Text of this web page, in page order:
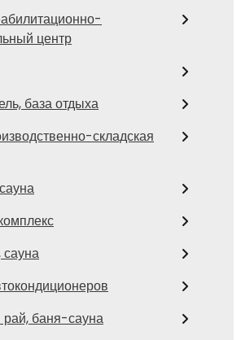
центр
база отдыха
складская
баня-сауна